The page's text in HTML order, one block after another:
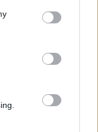
būdu ir
kalėjimas
buvo